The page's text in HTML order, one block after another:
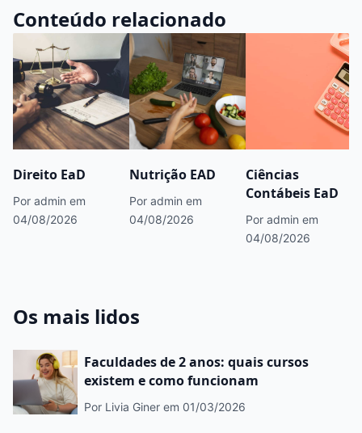
Conteúdo relacionado
Direito EaD
Por admin em
04/08/2026
Nutrição EAD
Por admin em
04/08/2026
Ciências
Contábeis EaD
Por admin em
04/08/2026
Os mais lidos
Faculdades de 2 anos: quais cursos
existem e como funcionam
Por Livia Giner em 01/03/2026